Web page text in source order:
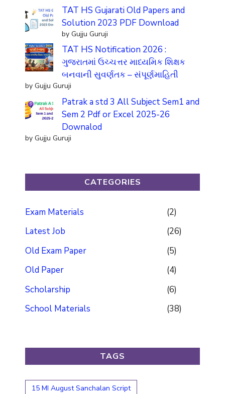
TAT HS Gujarati Old Papers and
Solution 2023 PDF Download
by Gujju Guruji
TAT HS Notification 2026 :
ગુજરાતમાં ઉચ્ચત્તર માધ્યમિક શિક્ષક
બનવાની સુવર્ણતક – સંપૂર્ણમાહિતી
by Gujju Guruji
Patrak a std 3 All Subject Sem1 and
Sem 2 Pdf or Excel 2025-26
Downalod
by Gujju Guruji
CATEGORIES
Exam Materials
(2)
Latest Job
(26)
Old Exam Paper
(5)
Old Paper
(4)
Scholarship
(6)
School Materials
(38)
TAGS
15 MI August Sanchalan Script